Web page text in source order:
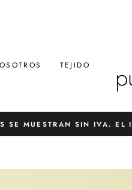
TEJIDO
SE MUESTRAN SIN IVA.